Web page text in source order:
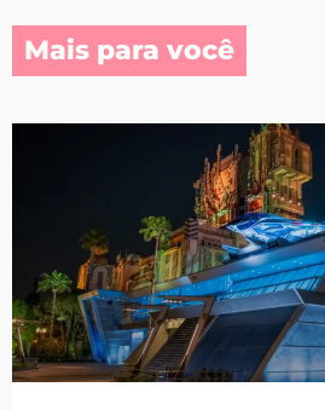
Mais para você